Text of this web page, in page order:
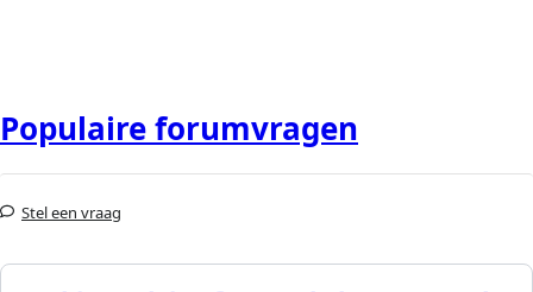
Populaire forumvragen
Stel een vraag